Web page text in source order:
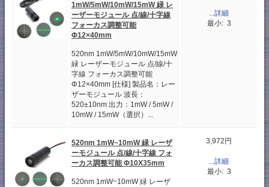
1mW/5mW/10mW/15mW 緑 レ
ーザーモジュール 点/線/十字線
フォーカス調整可能
Φ12×40mm
520nm 1mW/5mW/10mW/15mW
緑 レーザーモジュール 点/線/十
字線 フォーカス調整可能
Φ12×40mm [仕様] 製品名：レー
ザーモジュール 波長：
520±10nm 出力：1mW / 5mW /
10mW / 15mW（選択）...
...詳細
最小: 3
520nm 1mW~10mW 緑 レーザ
ーモジュール 点/線/十字線 フォ
ーカス調整可能 Φ10X35mm
520nm 1mW~10mW 緑 レーザ
3,972円
...詳細
最小: 3